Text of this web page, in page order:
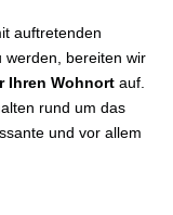
auftretenden
werden, bereiten wir
Ihren Wohnort auf.
rund um das
und vor allem